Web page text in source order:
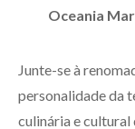
Oceania
Junte-se à
personalidade da
culinária e cultural